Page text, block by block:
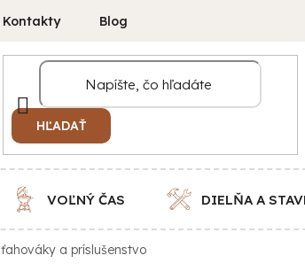
Kontakty Blog
HĽADAŤ
VOĽNÝ ČAS DIELŇA A
a príslušenstvo